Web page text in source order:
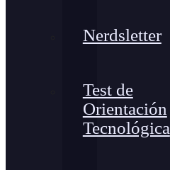
Nerdsletter
Test de
Orientación
Tecnológica